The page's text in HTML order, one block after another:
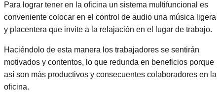
Para lograr tener en la oficina un sistema multifuncional es
conveniente colocar en el control de audio una música ligera
y placentera que invite a la relajación en el lugar de trabajo.
Haciéndolo de esta manera los trabajadores se sentirán
motivados y contentos, lo que redunda en beneficios porque
así son más productivos y consecuentes colaboradores en la
oficina.